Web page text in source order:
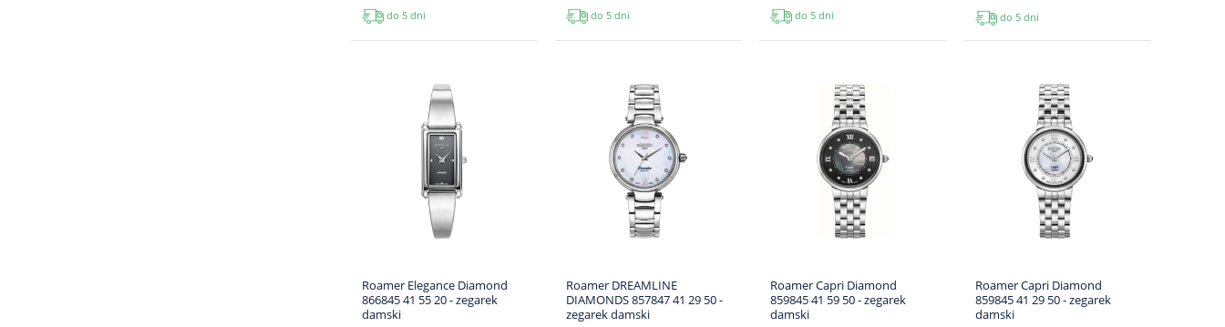
do 5 dni do 5 dni do 5 dni do 5 dni
Roamer Elegance Diamond
866845 41 55 20 - zegarek
damski
Roamer DREAMLINE
DIAMONDS 857847 41 29 50 -
zegarek damski
Roamer Capri Diamond
859845 41 59 50 - zegarek
damski
Roamer Capri Diamond
859845 41 29 50 - zegarek
damski